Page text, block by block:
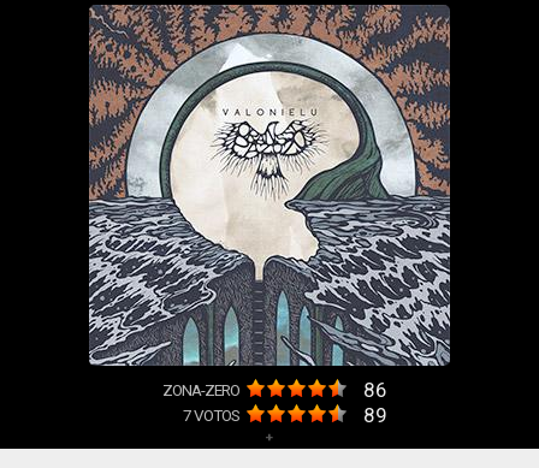
ZONA-ZERO 86
7VOTOS 89
+